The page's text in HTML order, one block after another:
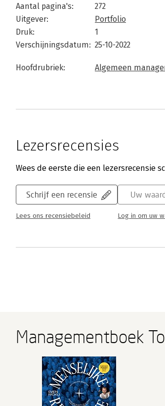
Aantal pagina's:
272
Uitgever:
Portfolio
Druk:
1
Verschijningsdatum: 25-10-2022
Hoofdrubriek: Algemeen
Lezersrecensies
Wees de eerste die een lezersrecensie
Schrijf een recensie
Lees ons recensiebeleid
Uw
Log in om uw
Managementboek